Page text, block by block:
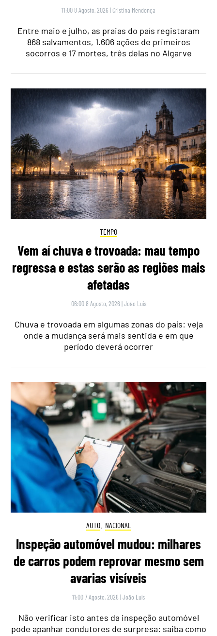
11:00 8 Agosto, 2026 | Cristina Mendonça
Entre maio e julho, as praias do país registaram
868 salvamentos, 1.606 ações de primeiros
socorros e 17 mortes, três delas no Algarve
TEMPO
Vem aí chuva e trovoada: mau tempo
regressa e estas serão as regiões mais
afetadas
06:00 8 Agosto, 2026 |João Luís
Chuva e trovoada em algumas zonas do país: veja
onde a mudança será mais sentida e em que
período deverá ocorrer
AUTO, NACIONAL
Inspeção automóvel mudou: milhares
de carros podem reprovar mesmo sem
avarias visíveis
11:00 7 Agosto, 2026 |João Luís
Não verificar isto antes da inspeção automóvel
pode apanhar condutores de surpresa: saiba como